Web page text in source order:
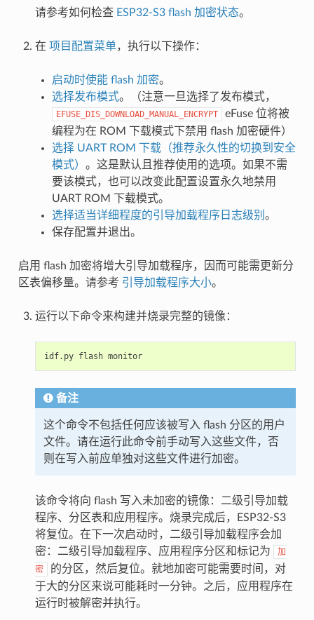
请参考如何检查 ESP32-S3 flash 加密状态。
在 项目配置菜单，执行以下操作：
启动时使能 flash 加密。
选择发布模式。（注意一旦选择了发布模式，
EFUSE_DIS_DOWNLOAD_MANUAL_ENCRYPT
eFuse 位将被
编程为在 ROM 下载模式下禁用 flash 加密硬件）
选择 UART ROM 下载（推荐永久性的切换到安全
模式） 。这是默认且推荐使用的选项。如果不需
要该模式，也可以改变此配置设置永久地禁用
UART ROM 下载模式。
选择适当详细程度的引导加载程序日志级别 。
保存配置并退出。
启用 flash 加密将增大引导加载程序，因而可能需更新分
区表偏移量。请参考 引导加载程序大小。
运行以下命令来构建并烧录完整的镜像：
idf.py flash monitor
备注
这个命令不包括任何应该被写入 flash 分区的用户
文件。请在运行此命令前手动写入这些文件，否
则在写入前应单独对这些文件进行加密。
该命令将向 flash 写入未加密的镜像：二级引导加载
程序、分区表和应用程序。烧录完成后，ESP32-S3
将复位。在下一次启动时，二级引导加载程序会加
密：二级引导加载程序、应用程序分区和标记为
加
密
的分区，然后复位。就地加密可能需要时间，对
于大的分区来说可能耗时一分钟。之后，应用程序在
运行时被解密并执行。